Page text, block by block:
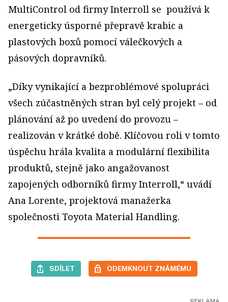
MultiControl od firmy Interroll se používá k
energeticky úsporné přepravě krabic a
plastových boxů pomocí válečkových a
pásových dopravníků.
„Díky vynikající a bezproblémové spolupráci
všech zúčastněných stran byl celý projekt – od
plánování až po uvedení do provozu –
realizován v krátké době. Klíčovou roli v tomto
úspěchu hrála kvalita a modulární flexibilita
produktů, stejně jako angažovanost
zapojených odborníků firmy Interroll,“ uvádí
Ana Lorente, projektová manažerka
společnosti Toyota Material Handling.
SDÍLET ODEMKNOUT ZNÁMÉMU